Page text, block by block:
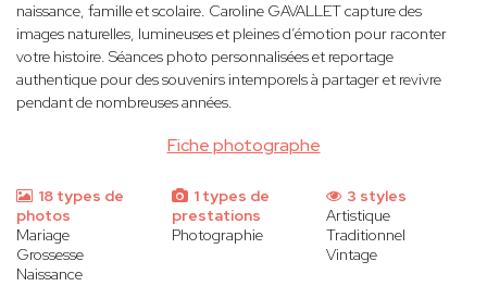
Fiche photographe
naissance, famille et scolaire. Caroline GAVALLET capture des
images naturelles, lumineuses et pleines d’émotion pour raconter
votre histoire. Séances photo personnalisées et reportage
authentique pour des souvenirs intemporels à partager et revivre
pendant de nombreuses années.
18 types de
photos
Mariage
Grossesse
Naissance
1 types de
prestations
Photographie
3 styles
Artistique
Traditionnel
Vintage